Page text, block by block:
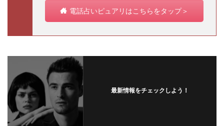
電話占いピュアリはこちらをタップ＞
最新情報をチェックしよう！